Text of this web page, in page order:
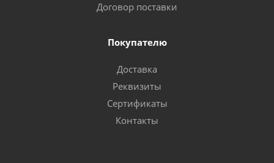
Договор поставки
Покупателю
Доставка
Реквизиты
Сертификаты
Контакты